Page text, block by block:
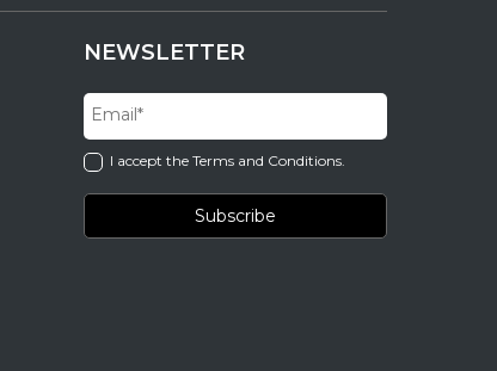
NEWSLETTER
I accept the Terms and Conditions.